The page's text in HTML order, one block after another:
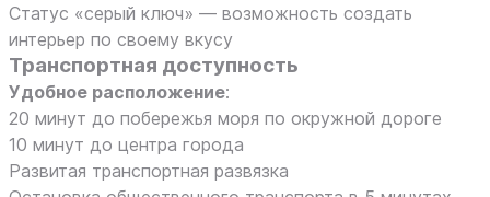
Статус «серый ключ» — возможность создать
интерьер по своему вкусу
Транспортная доступность
Удобное расположение:
20 минут до побережья моря по окружной дороге
10 минут до центра города
Развитая транспортная развязка